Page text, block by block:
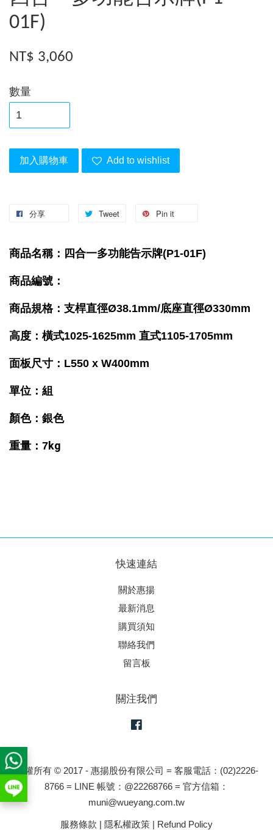
01F)
NT$ 3,060
數量
加入購物車 Add to wishlist
分享 Tweet Pin it
商品名稱：四合一多功能告示牌(P1-01F)
商品編號：
商品規格： 支桿直徑Ø38.1mm/底座直徑Ø330mm
高度：橫式1025-1625mm 直式1105-1705mm
面板尺寸：L550 x W400mm
單位：組
顏色：銀色
重量 ：7kg
快速連結
關於惠揚
最新消息
購買須知
聯絡我們
留言板
關注我們
版權所有 © 2017 - 惠揚股份有限公司 = 客服電話：(02)2226-
8766 = LINE 帳號：@22268766 = 官方信箱：
muni@wueyang.com.tw
服務條款 | 隱私權政策 | Refund Policy